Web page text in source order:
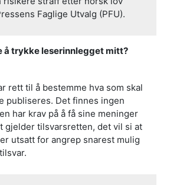
Faglige Utvalg (PFU).
å trykke leserinnlegget mitt?
rett til å bestemme hva som skal
publiseres. Det finnes ingen
har krav på å få sine meninger
gjelder tilsvarsretten, det vil si at
utsatt for angrep snarest mulig